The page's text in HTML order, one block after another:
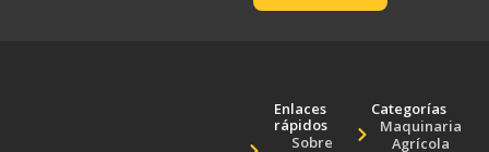
Enlaces
rápidos
Sobre
Categorías
Maquinaria
Agrícola